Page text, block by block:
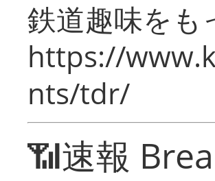
鉄道趣味をも
https://
nts/tdr/
📶速報